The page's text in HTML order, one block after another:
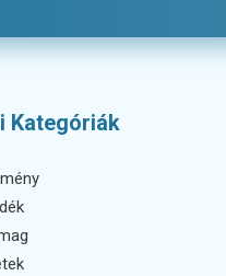
Kategóriák